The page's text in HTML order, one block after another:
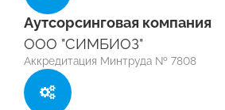
Аутсорсинговая компания
ООО "СИМБИОЗ"
Аккредитация Минтруда № 7808